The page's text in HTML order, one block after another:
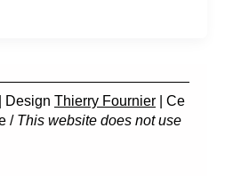
Design Thierry Fournier | Ce
/ This website does not use